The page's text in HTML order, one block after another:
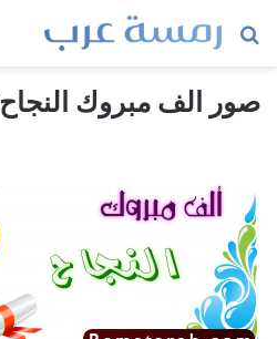
بحث
صور الف مبروك النجاح23